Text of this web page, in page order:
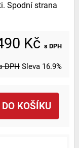
Spodní strana
Kč s DPH
DPH Sleva 16.9%
DO KOŠÍKU